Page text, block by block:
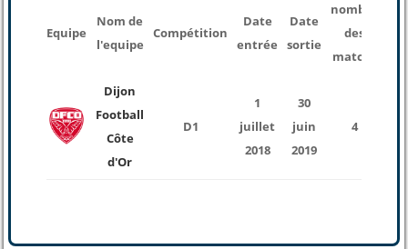
Equipe
Nom de
l'equipe
Compétition
Date
entrée
Date
sortie
nombre
des
matchs
Dijon
Football
Côte
d'Or
D1
1
juillet
2018
30
juin
2019
4